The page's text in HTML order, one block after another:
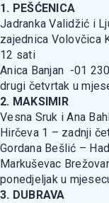
1. PEŠĆENICA
Jadranka Validžić i
zajednica Volovčica
12 sati
Anica Banjan -01
drugi četvrtak u
2. MAKSIMIR
Vesna Sruk i Ana
Hirčeva 1 – zadnji
Gordana Bešlić –
Markuševac
ponedjeljak u
3. DUBRAVA